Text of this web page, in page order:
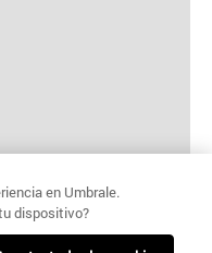
en Umbrale.
dispositivo?